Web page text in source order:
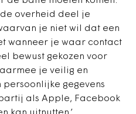
overheid deel je
je niet wil dat een
wanneer je waar contact
bewust gekozen voor
je veilig en
gegevens
als Apple, Facebook